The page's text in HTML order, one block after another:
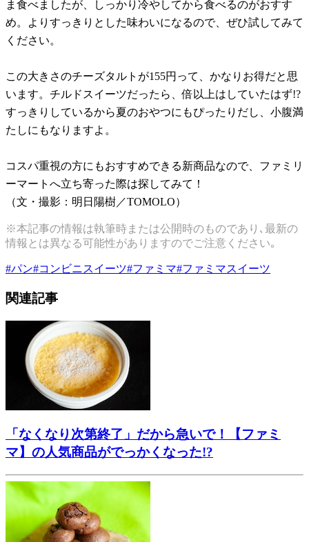
ま食べましたが、しっかり冷やしてから食べるのがおすす
め。よりすっきりとした味わいになるので、ぜひ試してみて
ください。
この大きさのチーズタルトが155円って、かなりお得だと思
います。チルドスイーツだったら、倍以上はしていたはず!?
すっきりしているから夏のおやつにもぴったりだし、小腹満
たしにもなりますよ。
コスパ重視の方にもおすすめできる新商品なので、ファミリ
ーマートへ立ち寄った際は探してみて！
（文・撮影：明日陽樹／TOMOLO）
※本記事の情報は執筆時または公開時のものであり､最新の
情報とは異なる可能性がありますのでご注意ください｡
#パン#コンビニスイーツ#ファミマ#ファミマスイーツ
関連記事
「なくなり次第終了」だから急いで！【ファミ
マ】の人気商品がでっかくなった!?